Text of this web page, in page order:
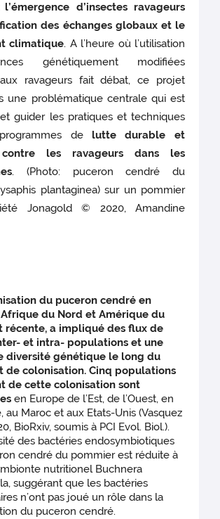
l’émergence d’insectes ravageurs
des échanges globaux et le
climatique. A l’heure où l’utilisation
génétiquement modifiées
ravageurs fait débat, ce projet
une problématique centrale qui est
et guider les pratiques et techniques
de lutte durable et
contre les ravageurs dans les
. (Photo: puceron cendré du
plantaginea) sur un pommier
Jonagold © 2020, Amandine
du puceron cendré en
Afrique du Nord et Amérique du
récente, a impliqué des flux de
et intra- populations et une
diversité génétique le long du
de colonisation. Cinq populations
de cette colonisation sont
en Europe de l’Est, de l’Ouest, en
au Maroc et aux Etats-Unis (Vasquez
BioRxiv, soumis à PCI Evol. Biol.).
des bactéries endosymbiotiques
cendré du pommier est réduite à
nutritionel Buchnera
suggérant que les bactéries
n’ont pas joué un rôle dans la
du puceron cendré.